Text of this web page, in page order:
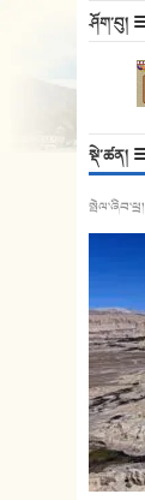
ཤོག་བུ།
སྡེ་ཚན།
སྤེལ་ཞིབ་ཕྲ།